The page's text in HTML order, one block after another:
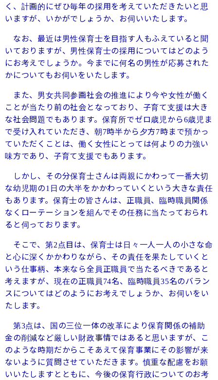
く、計画的にぜひ毎年の採用を考えていただきたいと思
いますが、いかがでしょうか、お伺いいたします。
なお、最近は男性保育士を目指す人もふえていると聞
いておりますが、男性保育士の採用についてはどのよう
にお考えでしょうか。今までに何名の男性が応募された
かについてもお伺いをいたします。
また、男女共同参画社会の推進により今や女性が働く
ことが当たり前の社会となっており、子育て支援は大き
な社会問題でもあります。保育所でゼロ歳児から6歳児ま
で受け入れていただき、朝7時半から夕方7時まで預かっ
ていただくことは、働く女性にとっては何よりの力強い
味方であり、子育て支援でもあります。
しかし、その分保育士さんは両親にかわって一番大切
な幼児期の1 日の大半をかかわっていくという大きな責任
もあります。保育士の皆さんは、正職員、臨時職員関係
なくローテーションを組んでその任務に当たっておられ
ると伺っております。
そこで、第2 点目は、保育士は日々一人一人の小さな命
と心に深くかかわりながら、その責任を果たしていくと
いう仕事柄、本来なら全員正職員で当たるべきであると
考えますが、現在の正職員 74名、臨時職員35名のバラン
スについてはどのようにお考えでしょうか、お伺いをい
たします。
第3点は、国の三位一体の改革により保育関係の補助
金の削減など厳しい財政事情ではあると思いますが、こ
のような時期だからこそあえて保育事業にその影響が来
ないように質問させていただきます。慎重な配慮をお願
いいたしますとともに、今後の保育行政についてのお考